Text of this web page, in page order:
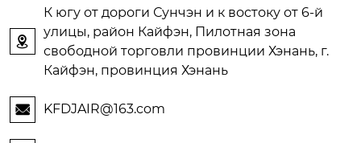

К югу от дороги Сунчэн и к востоку от 6-й
улицы, район Кайфэн, Пилотная зона
свободной торговли провинции Хэнань, г.
Кайфэн, провинция Хэнань
 KFDJAIR@163.com